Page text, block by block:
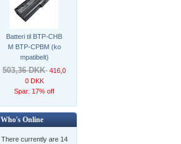
Batteri til BTP-CHB
M BTP-CPBM (ko
mpatibelt)
503,36 DKK 416,0
0 DKK
Spar: 17% off
Who's Online
There currently are 14